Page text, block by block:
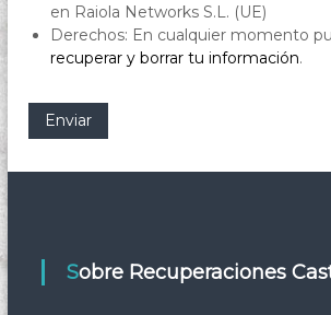
en Raiola Networks S.L. (UE)
Derechos: En cualquier momento
recuperar y borrar tu información.
Sobre Recuperaciones